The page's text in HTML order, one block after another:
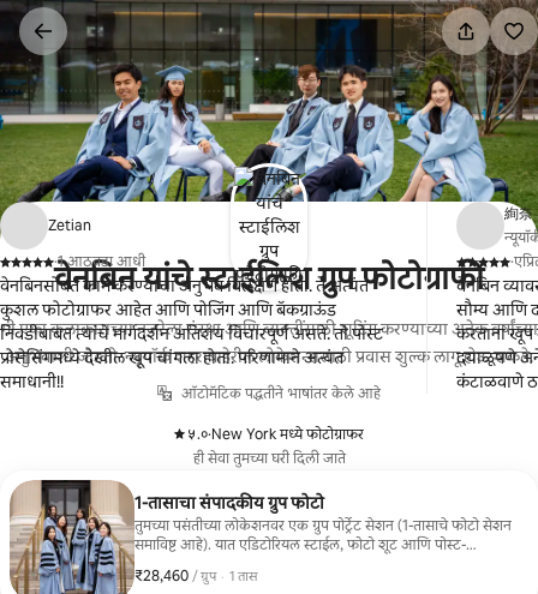
कंटेंटवर
वेनबिन यांचे स्टाईलिश ग्रुप फोटोग्राफी
मी एका कलाकाराच्या नजरेला संस्था आणि व्यक्तींसाठी शूटिंग करण्याच्या अनेक वर्षांच्या
अनुभवाशी जोडतो. न्यूयॉर्क शहराबाहेरील लोकेशन्ससाठी प्रवास शुल्क लागू होऊ शकते.
ऑटोमॅटिक पद्धतीने भाषांतर केले आहे
५.०
,
·New York मध्ये फोटोग्राफर
ही सेवा तुमच्या घरी दिली जाते
1-तासाचा संपादकीय ग्रुप फोटो
तुमच्या पसंतीच्या लोकेशनवर एक ग्रुप पोर्ट्रेट सेशन (1-तासाचे फोटो सेशन
समाविष्ट आहे). यात एडिटोरियल स्टाईल, फोटो शूट आणि पोस्ट-
आहेत. ग्रॅज्युएशन फोटो, फॅमिली पार्ट्या, मित्रांच्या पार्ट्या आणि कॉर्पोरेट
₹28,460 / ग्रुप
₹28,460, प्रति ग्रुप
, · 1 तास
Zetian
,
·1 आठवडा आधी
वेनबिनसोबत काम करण्याचा अनुभव विलक्षण होता. ते अत्यंत
कुशल फोटोग्राफर आहेत आणि पोजिंग आणि बॅकग्राऊंड
निवडीबाबत त्यांचे मार्गदर्शन अतिशय विचारपूर्ण असते. तो पोस्ट
प्रोसेसिंगमध्ये देखील खूप चांगला होता. परिणामाने अत्यंत
समाधानी!!
絢奈
,
·
वेनबिन
सौम्य आणि
करताना खूप
दयाळूपणे
कंटाळवाणे